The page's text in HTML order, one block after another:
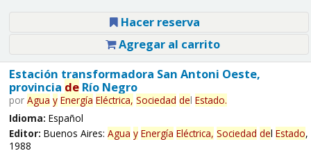
Hacer reserva
Agregar al carrito
Estación transformadora San Antoni Oeste,
provincia deRío Negro
por Agua y Energía Eléctrica, Sociedad del Estado.
Idioma: Español
Editor: Buenos Aires: Agua y Energía Eléctrica, Sociedad del Estado,
1988